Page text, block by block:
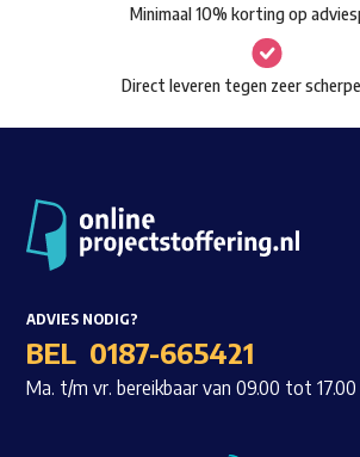
de
Minimaal 10% korting op
Direct leveren tegen zeer
ADVIES NODIG?
BEL 0187-665421
Ma. t/m vr. bereikbaar van 09.00 tot